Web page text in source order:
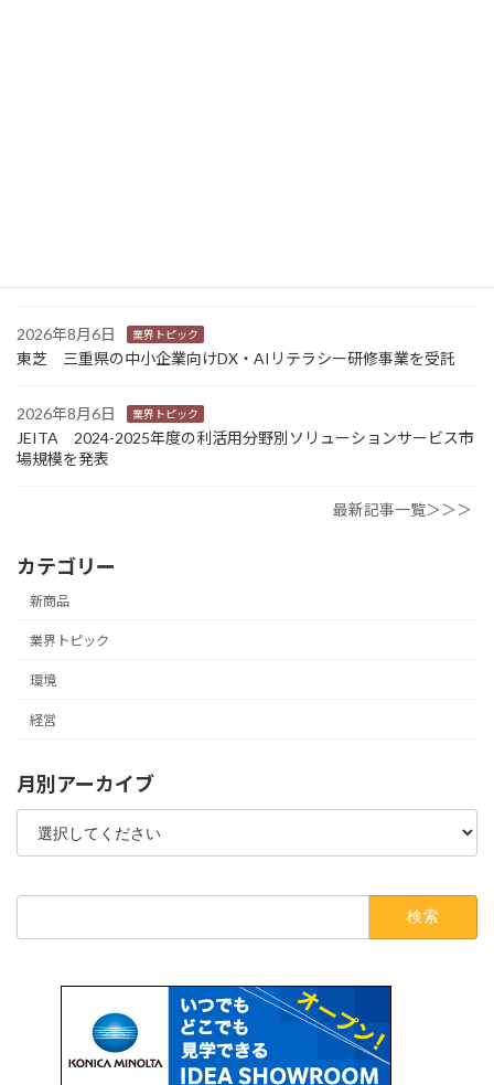
2026年8月6日 業界トピック
東芝 三重県の中小企業向けDX・AIリテラシー研修事業を受託
2026年8月6日 業界トピック
JEITA 2024-2025年度の利活用分野別ソリューションサービス市
場規模を発表
最新記事一覧＞＞＞
カテゴリー
新商品
業界トピック
環境
経営
月別アーカイブ